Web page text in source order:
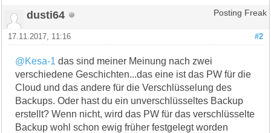
dusti64 Posting Freak
#2
17.11.2017, 11:16
@Kesa-1 das sind meiner Meinung nach zwei
verschiedene Geschichten...das eine ist das PW für die
Cloud und das andere für die Verschlüsselung des
Backups. Oder hast du ein unverschlüsseltes Backup
erstellt? Wenn nicht, wird das PW für das verschlüsselte
Backup wohl schon ewig früher festgelegt worden